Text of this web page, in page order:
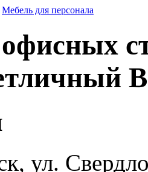
Мебель для персонала
ул.